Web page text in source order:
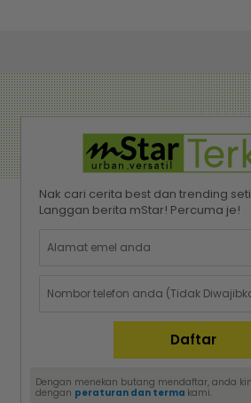
Nak cari cerita best dan trending
Langgan berita mStar! Percuma je!
Dengan menekan butang mendaftar, anda
dengan peraturan dan terma kami.